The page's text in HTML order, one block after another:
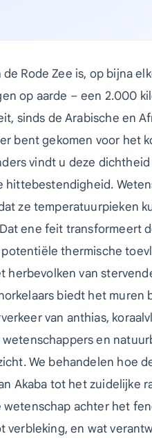
Rode Zee is, op bijna
op aarde – een 2.000
sinds de Arabische en
bent gekomen voor het
vindt u deze
hittebestendigheid.
ze temperatuurpieken
ene feit transformeert
thermische
herbevolken van
biedt het
van anthias,
en
We behandelen hoe
Akaba tot het zuidelijke
achter het
verbleking, en wat